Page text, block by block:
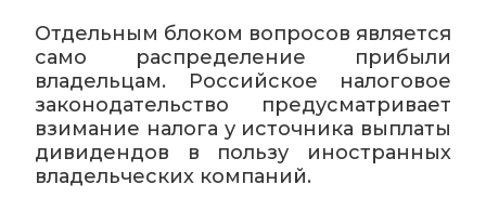
Отдельным блоком вопросов является
само распределение прибыли
владельцам. Российское налоговое
законодательство предусматривает
взимание налога у источника выплаты
дивидендов в пользу иностранных
владельческих компаний.